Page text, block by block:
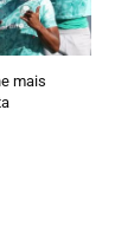
mais